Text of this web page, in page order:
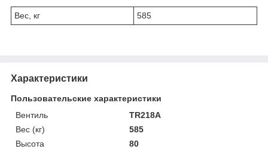
Вес, кг 585
Характеристики
Пользовательские характеристики
Вентиль
TR218A
Вес (кг)
585
Высота
80